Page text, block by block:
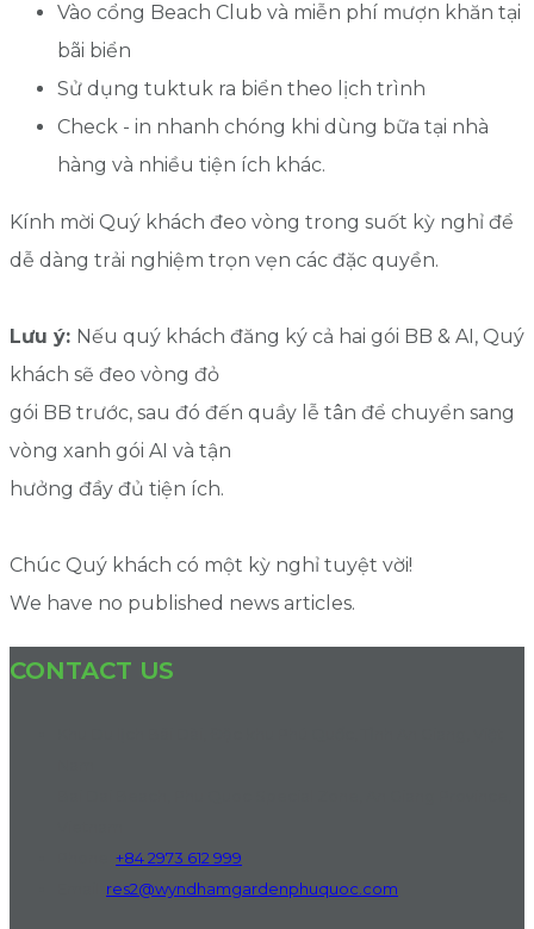
Vào cổng Beach Club và miễn phí mượn khăn tại
bãi biển
Sử dụng tuktuk ra biển theo lịch trình
Check - in nhanh chóng khi dùng bữa tại nhà
hàng và nhiều tiện ích khác.
Kính mời Quý khách đeo vòng trong suốt kỳ nghỉ để
dễ dàng trải nghiệm trọn vẹn các đặc quyền.
Lưu ý: Nếu quý khách đăng ký cả hai gói BB & AI, Quý
khách sẽ đeo vòng đỏ
gói BB trước, sau đó đến quầy lễ tân để chuyển sang
vòng xanh gói AI và tận
hưởng đầy đủ tiện ích.
Chúc Quý khách có một kỳ nghỉ tuyệt vời!
We have no published news articles.
CONTACT US
+84 2973 612 999
res2@wyndhamgardenphuquoc.com